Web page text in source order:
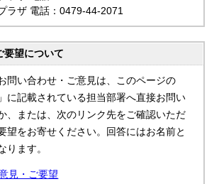
ラザ 電話：0479-44-2071
要望について
問い合わせ・ご意見は、このページの
に記載されている担当部署へ直接お問い
、または、次のリンク先をご確認いただ
望をお寄せください。回答にはお名前と
ります。
見・ご要望